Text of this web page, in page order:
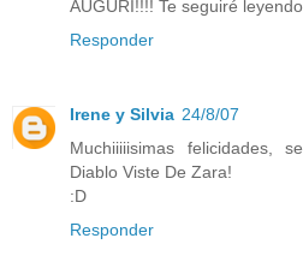
AUGURI!!!! Te seguiré
Responder
Irene y Silvia 24/8/07
Muchiiiiisimas felicidades,
Diablo Viste De Zara!
:D
Responder